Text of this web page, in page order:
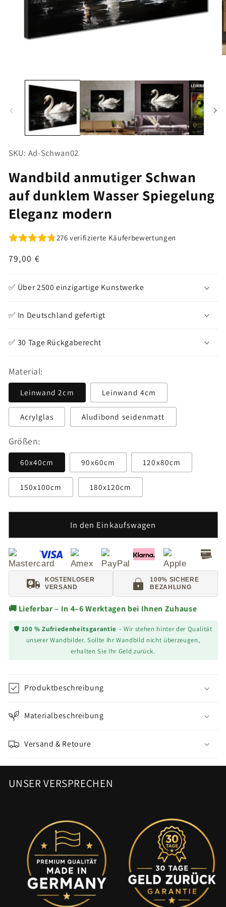
Modal
SKU: Ad-Schwan02
Wandbild anmutiger Schwan
auf dunklem Wasser Spiegelung
Eleganz modern
276 verifizierte Käuferbewertungen
Normaler
79,00 €
✅ Über 2500 einzigartige Kunstwerke
✅ In Deutschland gefertigt
✅ 30 Tage Rückgaberecht
Material:
Leinwand 2cm Leinwand 4cm
Acrylglas Aludibond seidenmatt
Größen:
60x40cm 90x60cm 120x80cm
150x100cm 180x120cm
In den Einkaufswagen
KOSTENLOSER
VERSAND
100% SICHERE
BEZAHLUNG
🚚 Lieferbar – In 4–6 Werktagen bei Ihnen Zuhause
🛡️ 100 % Zufriedenheitsgarantie – Wir stehen hinter der Qualität
unserer Wandbilder. Sollte Ihr Wandbild nicht überzeugen,
erhalten Sie Ihr Geld zurück.
Produktbeschreibung
Materialbeschreibung
Versand & Retoure
UNSER VERSPRECHEN